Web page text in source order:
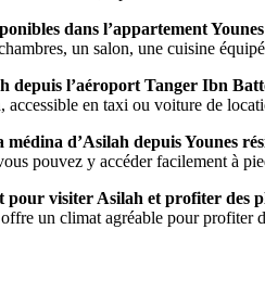
dans l’appartement
un salon, une cuisine
depuis l’aéroport Tanger Ibn
accessible en taxi ou voiture de
d’Asilah depuis Younes
pouvez y accéder facilement à
pour visiter Asilah et profiter des
un climat agréable pour profiter